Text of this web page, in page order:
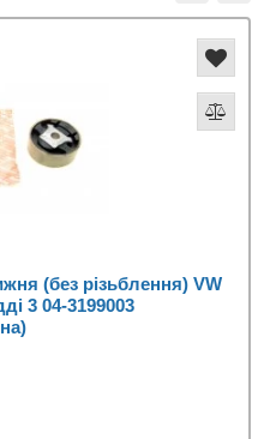
(без різьблення) VW
3 04-3199003